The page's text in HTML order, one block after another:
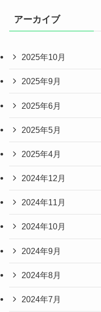
アーカイブ
2025年10月
2025年9月
2025年6月
2025年5月
2025年4月
2024年12月
2024年11月
2024年10月
2024年9月
2024年8月
2024年7月